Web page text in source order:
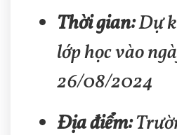
Thời gian:Dự
lớp học vào
26/08/2024
Địa điểm: